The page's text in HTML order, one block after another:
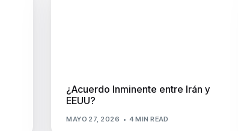
¿Acuerdo Inminente entre Irán y
EEUU?
MAYO 27, 2026 4 MIN READ